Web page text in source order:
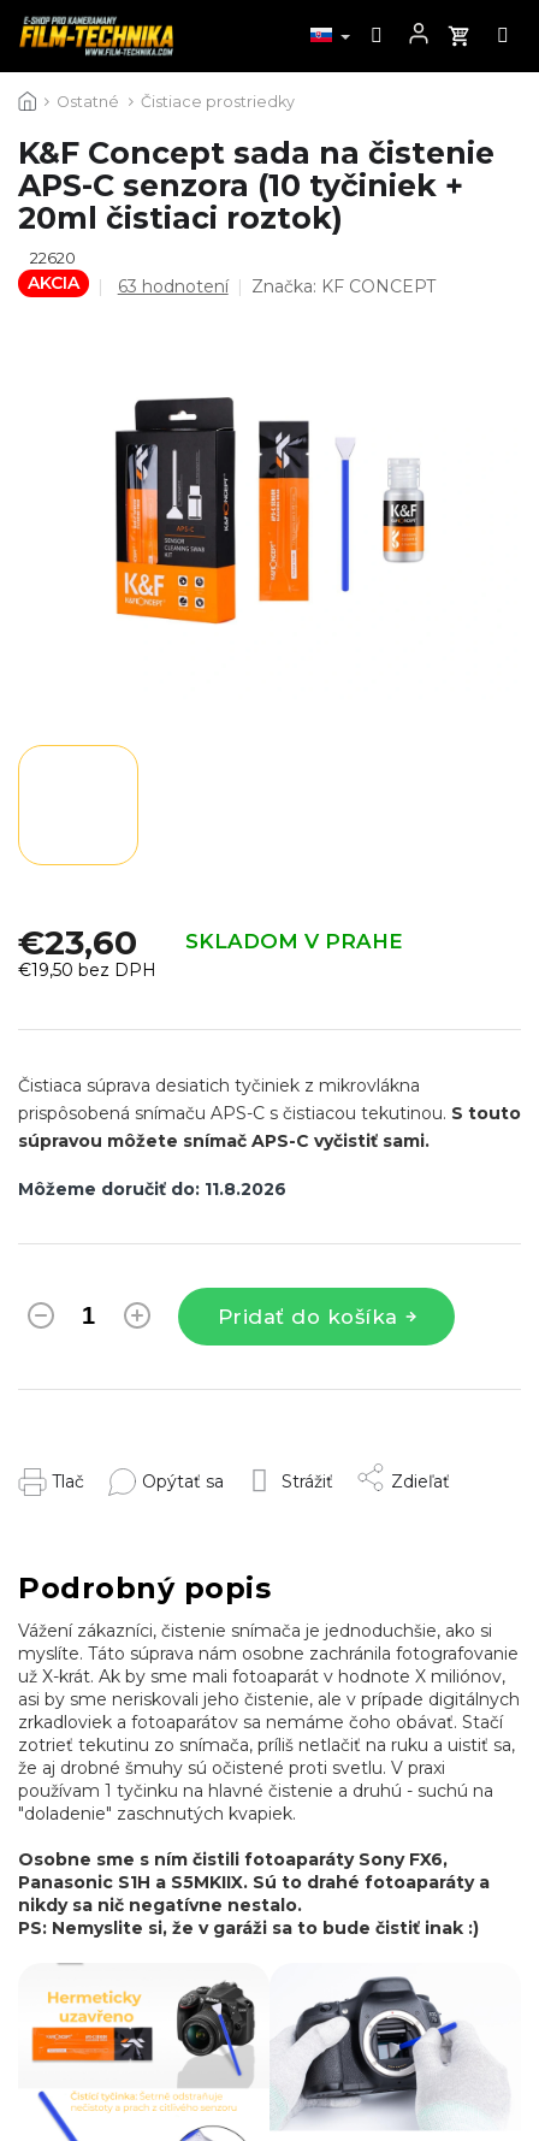
na
Ostatné Čistiace prostriedky
K&F Concept sada na čistenie
APS-C senzora (10 tyčiniek +
20ml čistiaci roztok)
22620
AKCIA
Priemerné
hviezdičiek.
63 hodnotení Značka: KF CONCEPT
€23,60 SKLADOM V PRAHE
€19,50 bez DPH
cena:
Môžeme doručiť do: 11.8.2026
Pridať do košíka
Čistiaca súprava desiatich tyčiniek z mikrovlákna
prispôsobená snímaču APS-C s čistiacou tekutinou. S touto
súpravou môžete snímač APS-C vyčistiť sami.
Tlač Opýtať sa Strážiť Zdieľať
Podrobný popis
Vážení zákazníci, čistenie snímača je jednoduchšie, ako si
myslíte. Táto súprava nám osobne zachránila fotografovanie
už X-krát. Ak by sme mali fotoaparát v hodnote X miliónov,
asi by sme neriskovali jeho čistenie, ale v prípade digitálnych
zrkadloviek a fotoaparátov sa nemáme čoho obávať. Stačí
zotrieť tekutinu zo snímača, príliš netlačiť na ruku a uistiť sa,
že aj drobné šmuhy sú očistené proti svetlu. V praxi
používam 1 tyčinku na hlavné čistenie a druhú - suchú na
"doladenie" zaschnutých kvapiek.
Osobne sme s ním čistili fotoaparáty Sony FX6,
Panasonic S1H a S5MKIIX. Sú to drahé fotoaparáty a
nikdy sa nič negatívne nestalo.
PS: Nemyslite si, že v garáži sa to bude čistiť inak :)